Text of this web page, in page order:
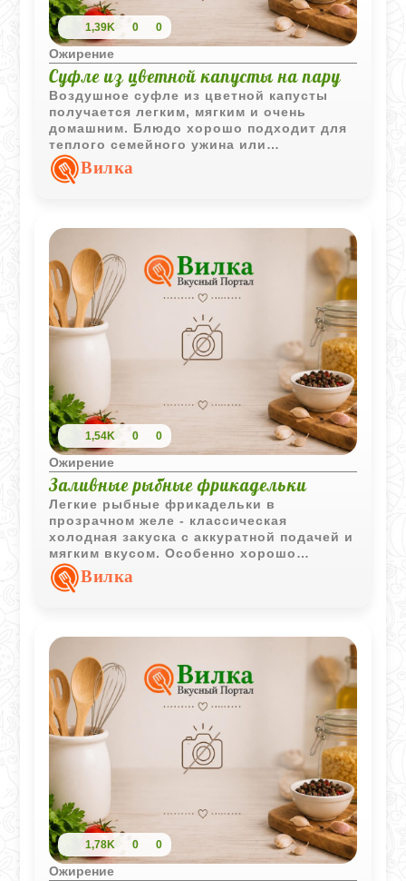
1,39K 0 0
Ожирение
Суфле из цветной капусты на пару
Воздушное суфле из цветной капусты
получается легким, мягким и очень
домашним. Блюдо хорошо подходит для
теплого семейного ужина или
диетического меню.
Вилка
1,54K 0 0
Ожирение
Заливные рыбные фрикадельки
Легкие рыбные фрикадельки в
прозрачном желе - классическая
холодная закуска с аккуратной подачей и
мягким вкусом. Особенно хорошо
подходит для праздничного стола и
летнего меню.
Вилка
1,78K 0 0
Ожирение